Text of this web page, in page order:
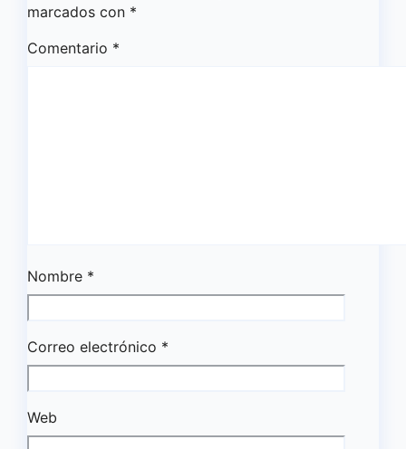
marcados con *
Comentario *
Nombre *
Correo electrónico *
Web